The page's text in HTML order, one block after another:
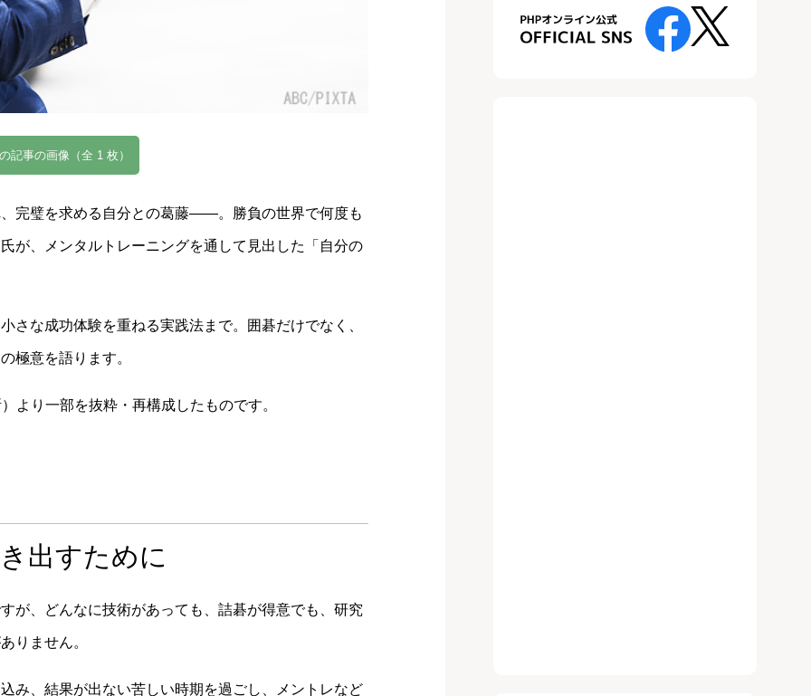
記事の画像（全 1 枚）
完璧を求める自分との葛藤――。勝負の世界で何度も
が、メンタルトレーニングを通して見出した「自分の
さな成功体験を重ねる実践法まで。囲碁だけでなく、
極意を語ります。
より一部を抜粋・再構成したものです。
出すために
が、どんなに技術があっても、詰碁が得意でも、研究
りません。
み、結果が出ない苦しい時期を過ごし、メントレなど